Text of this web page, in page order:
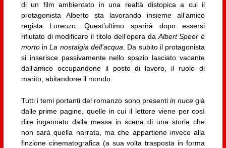
di un film ambientato in una realtà distopica a cui il
protagonista Alberto sta lavorando insieme all’amico
regista Lorenzo. Quest’ultimo sparirà dopo essersi
rifiutato di modificare il titolo dell’opera da Albert Speer è
mortoinLa nostalgia dell’acqua . Da subito il protagonista
si inserisce passivamente nello spazio lasciato vacante
dall’amico occupandone il posto di lavoro, il ruolo di
marito, abitandone il mondo.
Tutti i temi portanti del romanzo sono presenti in nuce già
dalle prime pagine, quelle in cui il lettore viene per così
dire ingannato dalla messa in scena di una storia che
non sarà quella narrata, ma che appartiene invece alla
finzione cinematografica (a sua volta trasposta in forma